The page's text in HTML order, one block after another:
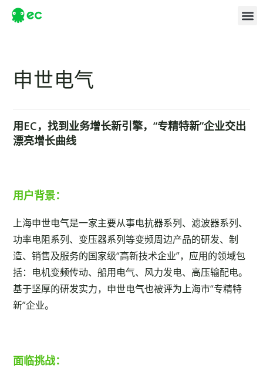
申世电气
用EC，找到业务增长新引擎，“专精特新”企业交出
漂亮增长曲线
用户背景：
上海申世电气是一家主要从事电抗器系列、滤波器系列、
功率电阻系列、变压器系列等变频周边产品的研发、制
造、销售及服务的国家级“高新技术企业”，应用的领域包
括：电机变频传动、船用电气、风力发电、高压输配电。
基于坚厚的研发实力，申世电气也被评为上海市“专精特
新”企业。
面临挑战：